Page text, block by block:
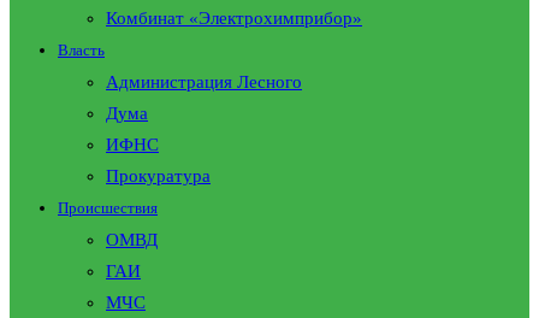
Комбинат «Электрохимприбор»
Власть
Администрация Лесного
Дума
ИФНС
Прокуратура
Происшествия
ОМВД
ГАИ
МЧС